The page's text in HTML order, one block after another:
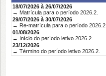
18/07/2026 à 26/07/2026
→ Matrícula para o período 2026.2.
29/07/2026 à 30/07/2026
→ Re-matrícula para o período 2026.2.
01/08/2026
→ Início do período letivo 2026.2.
23/12/2026
→ Término do período letivo 2026.2.